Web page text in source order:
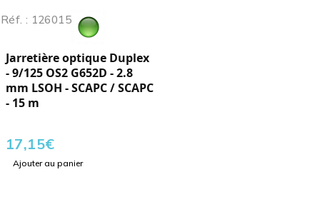
Réf. : 126015
Jarretière optique Duplex
- 9/125 OS2 G652D - 2.8
mm LSOH - SCAPC / SCAPC
- 15 m
17,15€
Ajouter au panier